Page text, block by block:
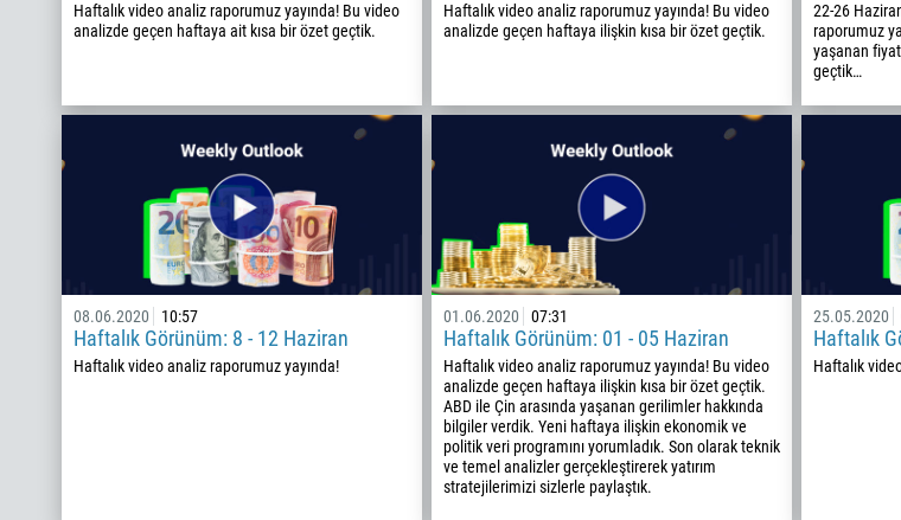
Haftalık video analiz raporumuz yayında! Bu video
analizde geçen haftaya ait kısa bir özet geçtik.
Haftalık video analiz raporumuz yayında! Bu video
analizde geçen haftaya ilişkin kısa bir özet geçtik.
22-26
raporumuz
yaşanan
geçtik…
08.06.2020 10:57
Haftalık Görünüm: 8 - 12 Haziran
Haftalık video analiz raporumuz yayında!
01.06.2020 07:31
Haftalık Görünüm: 01 - 05 Haziran
Haftalık video analiz raporumuz yayında! Bu video
analizde geçen haftaya ilişkin kısa bir özet geçtik.
ABD ile Çin arasında yaşanan gerilimler hakkında
bilgiler verdik. Yeni haftaya ilişkin ekonomik ve
politik veri programını yorumladık. Son olarak teknik
ve temel analizler gerçekleştirerek yatırım
stratejilerimizi sizlerle paylaştık.
25.05.2020
Haftalık
Haftalık
93
1684
376
1268
54
374
297
61
43
Bir arama planlayın
23:00
E-postanızı girin
Gerekirse yorumunuzu yazabilirsiniz
BENI GERI ARA